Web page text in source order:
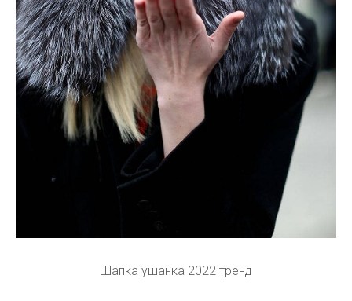
Шапка ушанка 2022 тренд